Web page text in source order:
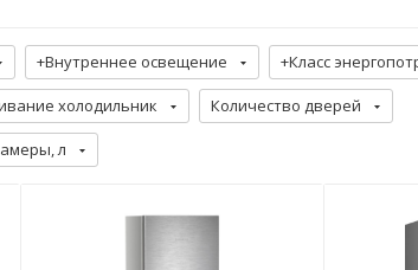
+Внутреннее освещение +Класс
холодильник Количество дверей
л